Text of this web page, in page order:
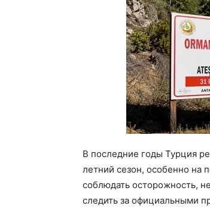
В последние годы Турция
летний сезон, особенно на
соблюдать осторожность,
следить за официальными